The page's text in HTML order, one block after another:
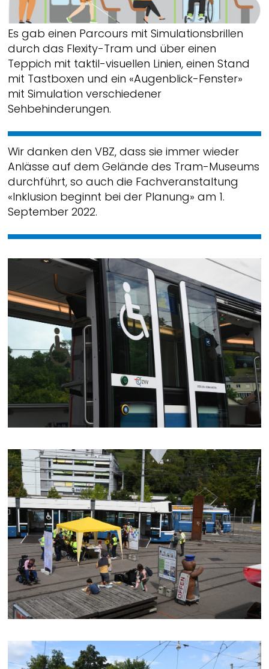
Es gab einen Parcours mit Simulationsbrillen
durch das Flexity-Tram und über einen
Teppich mit taktil-visuellen Linien, einen Stand
mit Tastboxen und ein «Augenblick-Fenster»
mit Simulation verschiedener
Sehbehinderungen.
Wir danken den VBZ, dass sie immer wieder
Anlässe auf dem Gelände des Tram-Museums
durchführt, so auch die Fachveranstaltung
«Inklusion beginnt bei der Planung» am 1.
September 2022.